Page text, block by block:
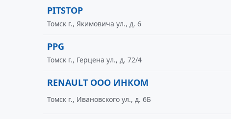
PITSTOP
Томск г., Якимовича ул., д. 6
PPG
Томск г., Герцена ул., д. 72/4
RENAULT ООО ИНКОМ
Томск г., Ивановского ул., д. 6Б